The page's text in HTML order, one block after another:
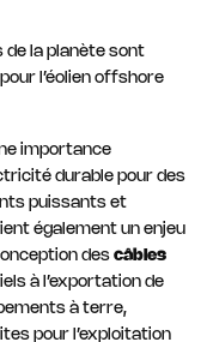
de la planète sont
l’éolien offshore
importance
durable pour des
puissants et
également un enjeu
des câbles
à l’exportation de
à terre,
pour l’exploitation